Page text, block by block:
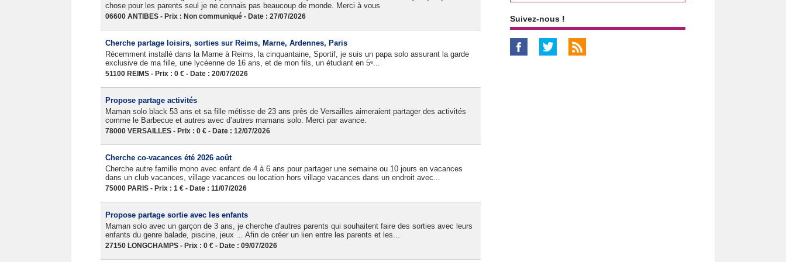
chose pour les parents seul je ne connais pas beaucoup de monde. Merci à vous
06600 ANTIBES - Prix : Non communiqué - Date : 27/07/2026
Cherche partage loisirs, sorties sur Reims, Marne, Ardennes, Paris
Récemment installé dans la Marne à Reims, la cinquantaine, Sportif, je suis un papa solo assurant la garde
exclusive de ma fille, une lycéenne de 16 ans, et de mon fils, un étudiant en 5ᵉ...
51100 REIMS - Prix : 0 € - Date : 20/07/2026
Propose partage activités
Maman solo black 53 ans et sa fille métisse de 23 ans près de Versailles aimeraient partager des activités
comme le Barbecue et autres avec d’autres mamans solo. Merci par avance.
78000 VERSAILLES - Prix : 0 € - Date : 12/07/2026
Cherche co-vacances été 2026 août
Cherche autre famille mono avec enfant de 4 à 6 ans pour partager une semaine ou 10 jours en vacances
dans un club vacances, village vacances ou location hors village vacances dans un endroit avec...
75000 PARIS - Prix : 1 € - Date : 11/07/2026
Propose partage sortie avec les enfants
Maman solo avec un garçon de 3 ans, je cherche d'autres parents qui souhaitent faire des sorties avec leurs
enfants du genre balade, piscine, jeux ... Afin de créer un lien entre les parents et les...
27150 LONGCHAMPS - Prix : 0 € - Date : 09/07/2026
Suivez-nous !